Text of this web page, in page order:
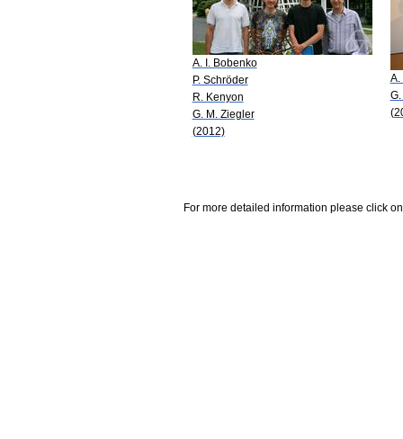
A. I. Bobenko
P. Schröder
R. Kenyon
G. M. Ziegler
(2012)
A.
For more detailed information please click